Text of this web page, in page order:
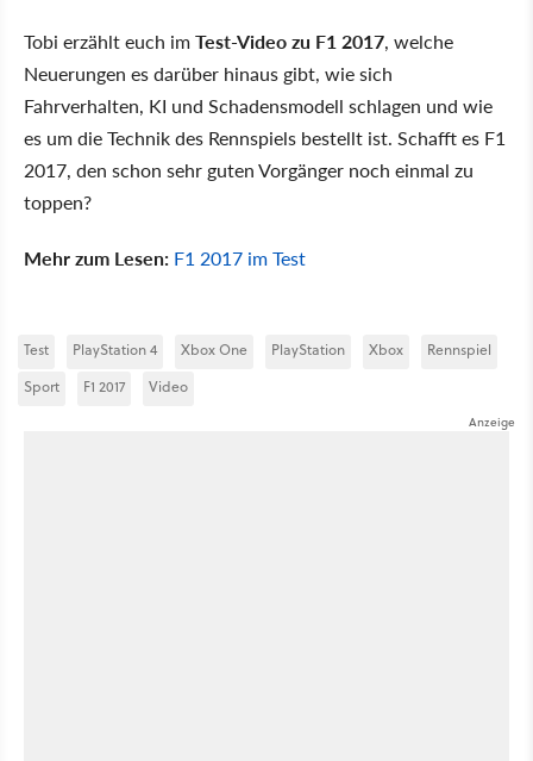
Tobi erzählt euch imTest-Video zu F1 2017, welche
Neuerungen es darüber hinaus gibt, wie sich
Fahrverhalten, KI und Schadensmodell schlagen und wie
es um die Technik des Rennspiels bestellt ist. Schafft es F1
2017, den schon sehr guten Vorgänger noch einmal zu
toppen?
Mehr zum Lesen: F1 2017 im Test
Test PlayStation 4 Xbox One PlayStation Xbox
Rennspiel
Sport
F1 2017 Video